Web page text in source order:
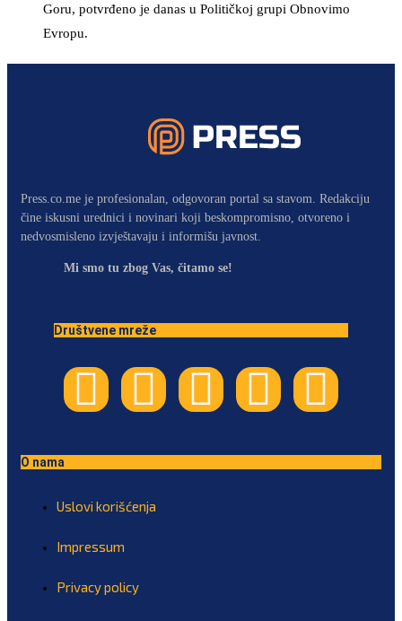
Goru, potvrđeno je danas u Političkoj grupi Obnovimo
Evropu.
Press.co.me je profesionalan, odgovoran portal sa stavom. Redakciju
čine iskusni urednici i novinari koji beskompromisno, otvoreno i
nedvosmisleno izvještavaju i informišu javnost.
Mi smo tu zbog Vas, čitamo se!
Društvene mreže
O nama
Uslovi korišćenja
Impressum
Privacy policy